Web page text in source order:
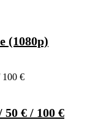
(1080p)
€ / 100 €